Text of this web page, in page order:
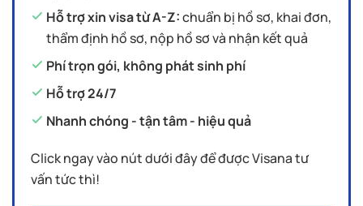
Hỗ trợ xin visa từ A-Z:chuẩn bị hồ sơ, khai đơn,
thẩm định hồ sơ, nộp hồ sơ và nhận kết quả
Phí trọn gói, không phát sinh phí
Hỗ trợ 24/7
Nhanh chóng - tận tâm - hiệu quả
Click ngay vào nút dưới đây để được Visana tư
vấn tức thì!